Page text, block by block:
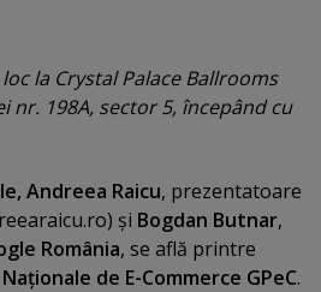
la Crystal Palace Ballrooms
nr. 198A, sector 5, începând cu
Andreea Raicu, prezentatoare
şi Bogdan Butnar,
România, se află printre
de E-Commerce GPeC.